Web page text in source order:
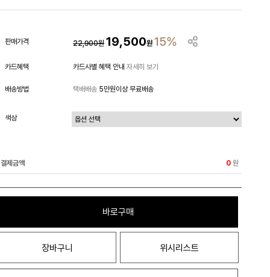
판매가격 22,900원 19,500원 15%
카드혜택 카드사별 혜택 안내 자세히 보기
배송방법 택배배송 5만원이상 무료배송
색상
결제금액 0 원
바로구매
장바구니 위시리스트